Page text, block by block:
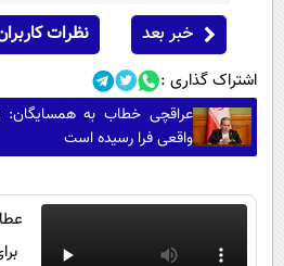
خبر بعد نظرات
اشتراک گذاری :
عراقچی خطاب به همسایگان:
واقعی فرا رسیده است